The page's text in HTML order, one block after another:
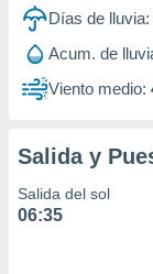
de
1199
Días de lluvia:
Acum. de
Viento medio:
Salida y
Salida del sol
06:35